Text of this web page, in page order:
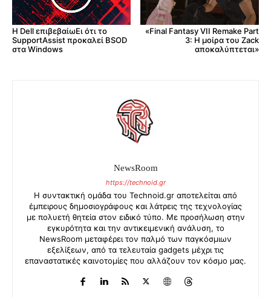
Η Dell επιβεβαίωΕι ότι το
SupportAssist προκαλεί BSOD
στα Windows
«Final Fantasy VII Remake Part
3: Η μοίρα του Zack
αποκαλύπτεται»
NewsRoom
https://technoid.gr
Η συντακτική ομάδα του Technoid.gr αποτελείται από
έμπειρους δημοσιογράφους και λάτρεις της τεχνολογίας
με πολυετή θητεία στον ειδικό τύπο. Με προσήλωση στην
εγκυρότητα και την αντικειμενική ανάλυση, το
NewsRoom μεταφέρει τον παλμό των παγκόσμιων
εξελίξεων, από τα τελευταία gadgets μέχρι τις
επαναστατικές καινοτομίες που αλλάζουν τον κόσμο μας.